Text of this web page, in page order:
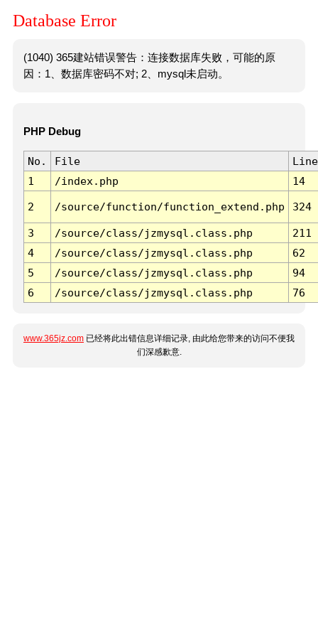
Database Error
(1040) 365建站错误警告：连接数据库失败，可能的原
因：1、数据库密码不对; 2、mysql未启动。
PHP Debug
No. File
Line
1
/index.php 14
2 /source/function/function_extend.php 324
3 /source/class/jzmysql.class.php
211
4
/source/class/jzmysql.class.php
62
5
/source/class/jzmysql.class.php
94
6
/source/class/jzmysql.class.php 76
www.365jz.com 已经将此出错信息详细记录, 由此给您带来的访问不便我
们深感歉意.